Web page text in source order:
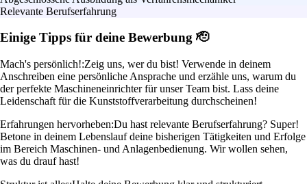
Relevante Berufserfahrung
Einige Tipps für deine Bewerbung 🫡
Mach's persönlich!:Zeig uns, wer du bist! Verwende in deinem
Anschreiben eine persönliche Ansprache und erzähle uns, warum du
der perfekte Maschineneinrichter für unser Team bist. Lass deine
Leidenschaft für die Kunststoffverarbeitung durchscheinen!
Erfahrungen hervorheben:Du hast relevante Berufserfahrung? Super!
Betone in deinem Lebenslauf deine bisherigen Tätigkeiten und Erfolge
im Bereich Maschinen- und Anlagenbedienung. Wir wollen sehen,
was du drauf hast!